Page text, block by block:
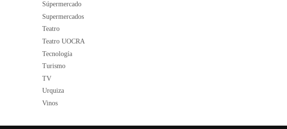
Súpermercado
Supermercados
Teatro
Teatro UOCRA
Tecnología
Turismo
TV
Urquiza
Vinos